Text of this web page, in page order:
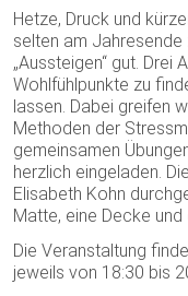
Hetze, Druck und
selten am Jahresende
„Aussteigen“ gut. Drei
Wohlfühlpunkte zu
lassen. Dabei greifen
Methoden der
gemeinsamen
herzlich eingeladen.
Elisabeth Kohn
Matte, eine Decke und
Die Veranstaltung
jeweils von 18:30 bis